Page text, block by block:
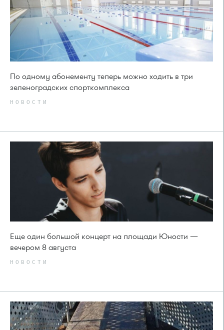
По одному абонементу теперь можно ходить в три
зеленоградских спорткомплекса
НОВОСТИ
Еще один большой концерт на площади Юности —
вечером 8 августа
НОВОСТИ